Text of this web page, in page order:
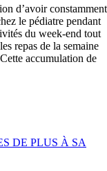
d’avoir constamment
le pédiatre pendant
du week-end tout
repas de la semaine
accumulation de
DE PLUS À SA